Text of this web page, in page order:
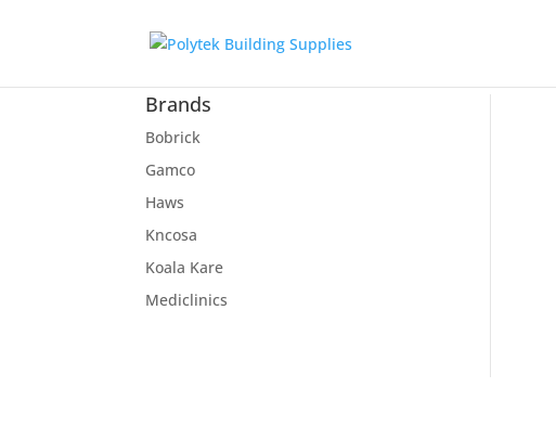
Brands
Bobrick
Gamco
Haws
Kncosa
Koala Kare
Mediclinics